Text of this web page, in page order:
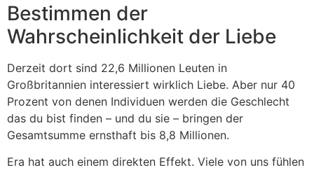
Bestimmen der
Wahrscheinlichkeit der Liebe
Derzeit dort sind 22,6 Millionen Leuten in
Großbritannien interessiert wirklich Liebe. Aber nur 40
Prozent von denen Individuen werden die Geschlecht
das du bist finden – und du sie – bringen der
Gesamtsumme ernsthaft bis 8,8 Millionen.
Era hat auch einem direkten Effekt. Viele von uns fühlen